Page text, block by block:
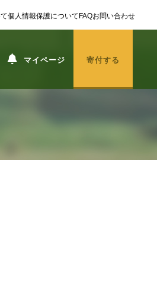
個人情報保護についてFAQお問い合わせ
マイページ 寄付する